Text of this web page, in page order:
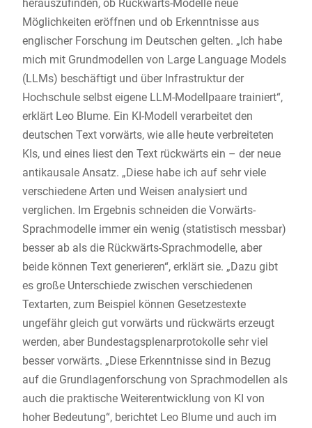
herauszufinden, ob Rückwärts-Modelle neue
Möglichkeiten eröffnen und ob Erkenntnisse aus
englischer Forschung im Deutschen gelten. „Ich habe
mich mit Grundmodellen von Large Language Models
(LLMs) beschäftigt und über Infrastruktur der
Hochschule selbst eigene LLM-Modellpaare trainiert“,
erklärt Leo Blume. Ein KI-Modell verarbeitet den
deutschen Text vorwärts, wie alle heute verbreiteten
KIs, und eines liest den Text rückwärts ein – der neue
antikausale Ansatz. „Diese habe ich auf sehr viele
verschiedene Arten und Weisen analysiert und
verglichen. Im Ergebnis schneiden die Vorwärts-
Sprachmodelle immer ein wenig (statistisch messbar)
besser ab als die Rückwärts-Sprachmodelle, aber
beide können Text generieren“, erklärt sie. „Dazu gibt
es große Unterschiede zwischen verschiedenen
Textarten, zum Beispiel können Gesetzestexte
ungefähr gleich gut vorwärts und rückwärts erzeugt
werden, aber Bundestagsplenarprotokolle sehr viel
besser vorwärts. „Diese Erkenntnisse sind in Bezug
auf die Grundlagenforschung von Sprachmodellen als
auch die praktische Weiterentwicklung von KI von
hoher Bedeutung“, berichtet Leo Blume und auch im